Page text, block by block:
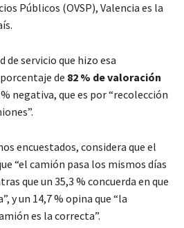
Públicos (OVSP), Valencia es la
de servicio que hizo esa
de 82 % de valoración
negativa, que es por “recolección
encuestados, considera que el
“el camión pasa los mismos días
que un 35,3 % concuerda en que
y un 14,7 % opina que “la
es la correcta”.